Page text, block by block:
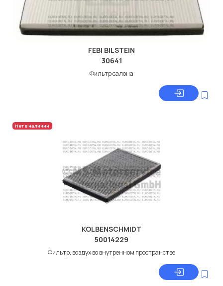
FEBI BILSTEIN
30641
Фильтр салона
Нет в наличии
KOLBENSCHMIDT
50014229
Фильтр, воздух во внутренном пространстве